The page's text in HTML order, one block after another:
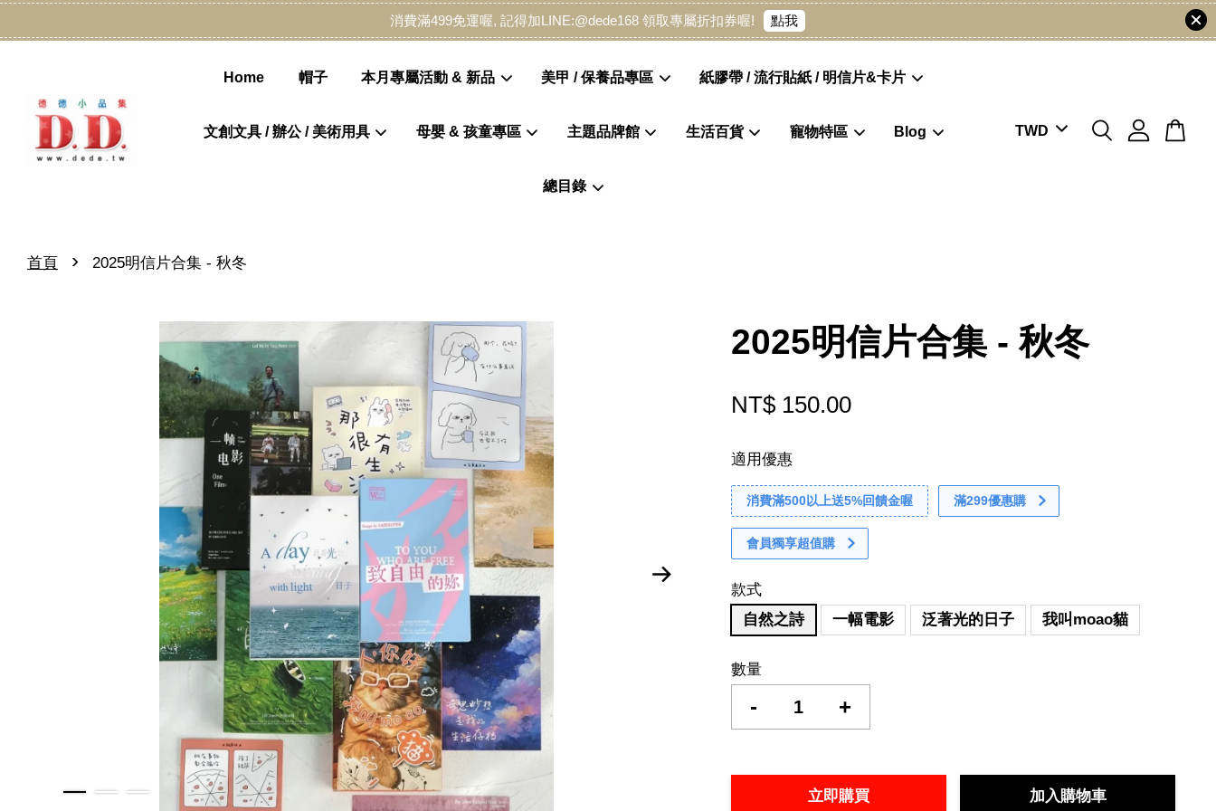
消費滿499免運喔, 記得加LINE:@dede168 領取專屬折扣券喔! 點我
Home 帽子 本月專屬活動 & 新品 美甲 / 保養品專區 紙膠帶 / 流行貼紙 / 明信片&卡片
文創文具 / 辦公 / 美術用具 母嬰 & 孩童專區 主題品牌館 生活百貨 寵物特區 Blog
總目錄
首頁 › 2025明信片合集 - 秋冬
2025明信片合集 - 秋冬
NT$ 150.00
適用優惠
消費滿500以上送5%回饋金喔 滿299優惠購
會員獨享超值購
款式
自然之詩
一幅電影 泛著光的日子 我叫moao貓
數量
- +
立即購買 加入購物車